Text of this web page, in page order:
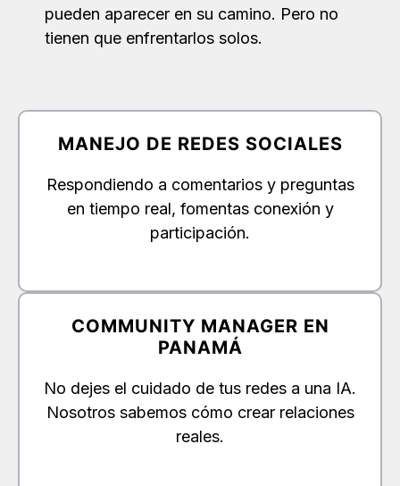
pueden aparecer en su camino. Pero no
tienen que enfrentarlos solos.
MANEJO DE REDES SOCIALES
Respondiendo a comentarios y preguntas
en tiempo real, fomentas conexión y
participación.
COMMUNITY MANAGER EN
PANAMÁ
No dejes el cuidado de tus redes a una IA.
Nosotros sabemos cómo crear relaciones
reales.